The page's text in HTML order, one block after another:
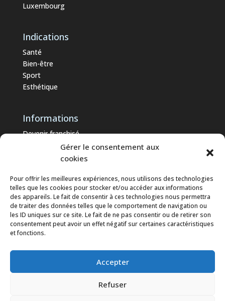
Gérer le consentement aux
cookies
Pour offrir les meilleures expériences, nous utilisons des technologies
telles que les cookies pour stocker et/ou accéder aux informations
des appareils. Le fait de consentir à ces technologies nous permettra
de traiter des données telles que le comportement de navigation ou
les ID uniques sur ce site. Le fait de ne pas consentir ou de retirer son
consentement peut avoir un effet négatif sur certaines caractéristiques
et fonctions.
Accepter
Refuser
Luxembourg
Indications
Santé
Bien-être
Sport
Esthétique
Informations
Devenir franchisé
Nos partenaires
Professionnels
Contact
Blog
Retrouvez-nous sur